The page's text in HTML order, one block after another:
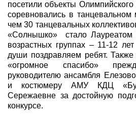
посетили объекты
соревновались в танцевальном
чем 30 танцевальных
«Солнышко» стало Лауреатом
возрастных группах – 11-12
души поздравляем ребят. Также
«огромное спасибо»
руководителю ансамбля
и костюмеру АМУ КДЦ
Сережаевне за достойную
конкурсе.